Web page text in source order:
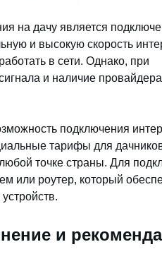
на дачу является
и высокую скорость
в сети. Однако, при
и наличие
подключения
тарифы для
точке страны. Для
или роутер, который
и